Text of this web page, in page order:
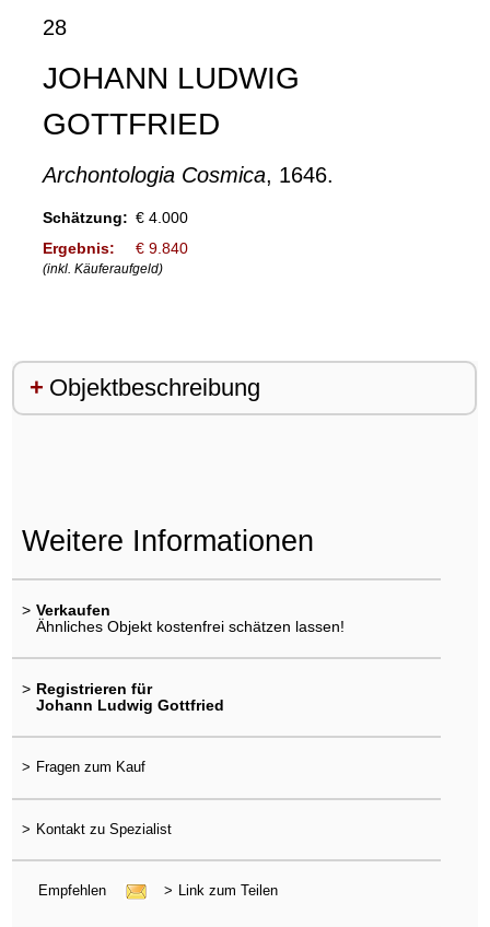
28
JOHANN LUDWIG
GOTTFRIED
Archontologia Cosmica, 1646.
Schätzung: € 4.000
Ergebnis:
€ 9.840
(inkl. Käuferaufgeld)
Objektbeschreibung
Weitere Informationen
> Verkaufen
Ähnliches Objekt kostenfrei schätzen lassen!
> Registrieren für
Johann Ludwig Gottfried
> Fragen zum Kauf
> Kontakt zu Spezialist
Empfehlen > Link zum Teilen